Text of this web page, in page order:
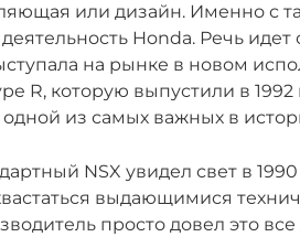
или дизайн. Именно с
Honda. Речь идет
на рынке в новом
R, которую выпустили в
из самых важных в
NSX увидел свет в 1990
выдающимися
просто довел это